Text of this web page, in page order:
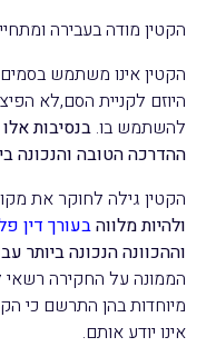
הקטין מודה בעבירה
הקטין אינו משתמש
היוזם לקניית הסם,לא
להשתמש בו. בנסיבות
ההדרכה הטובה והנכונה
הקטין גילה לחוקר את
ולהיות מלווהבעורך דין
וההכוונה הנכונה ביותר
הממונה על החקירה רשאי
מיוחדות בהן התרשם כי
אינו יודע אותם.